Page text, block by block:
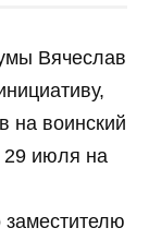
Вячеслав
на воинский
29 июля на